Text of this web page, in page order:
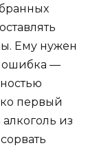
Ему нужен
ошибка —
первый
из